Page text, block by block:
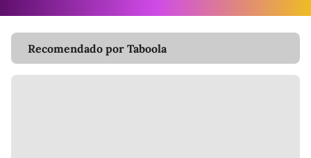
Recomendado por Taboola